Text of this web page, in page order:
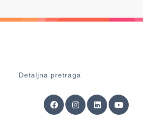
Detaljna pretraga